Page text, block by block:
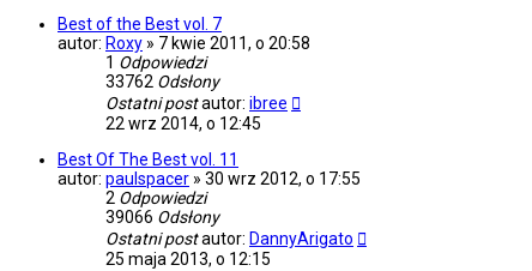
Best of the Best vol. 7
autor: Roxy » 7 kwie 2011, o 20:58
1 Odpowiedzi
33762 Odsłony
Ostatni postautor: ibree
22 wrz 2014, o 12:45
Best Of The Best vol. 11
autor: paulspacer » 30 wrz 2012, o 17:55
2 Odpowiedzi
39066 Odsłony
Ostatni postautor: DannyArigato
25 maja 2013, o 12:15